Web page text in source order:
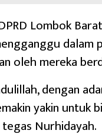
Lombok
dalam
oleh mereka
dengan
yakin untuk
tegas Nurhidayah.